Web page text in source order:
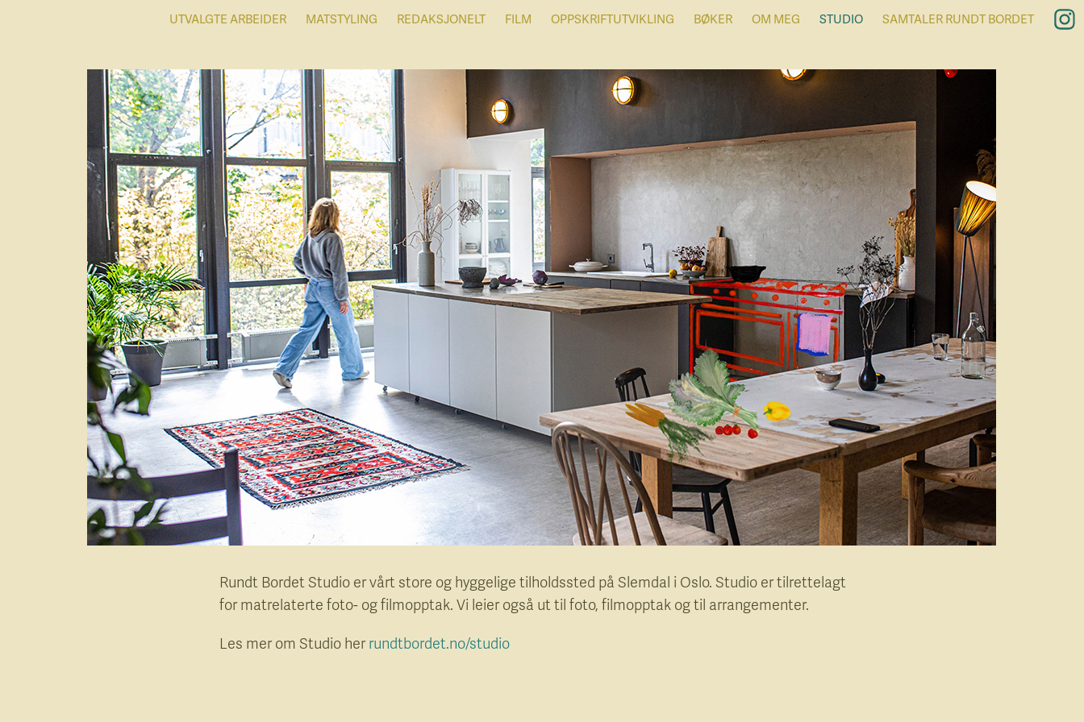
UTVALGTE ARBEIDER MATSTYLING REDAKSJONELT FILM OPPSKRIFTUTVIKLING BØKER OM MEG STUDIO SAMTALER RUNDT BORDET
Rundt Bordet Studio er vårt store og hyggelige tilholdssted på Slemdal i Oslo. Studio er tilrettelagt
for matrelaterte foto- og filmopptak. Vi leier også ut til foto, filmopptak og til arrangementer.
Les mer om Studio her rundtbordet.no/studio